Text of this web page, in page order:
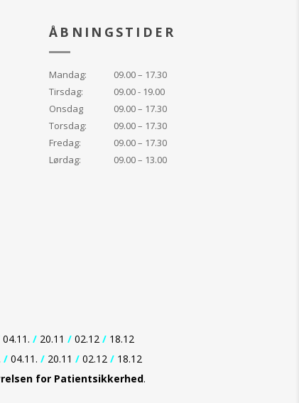
ÅBNINGSTIDER
Mandag:
09.00 – 17.30
Tirsdag:
09.00 - 19.00
Onsdag
09.00 – 17.30
Torsdag:
09.00 – 17.30
Fredag:
09.00 – 17.30
Lørdag:
09.00 – 13.00
04.11. /20.11 /02.12 /18.12
/ 04.11. / 20.11 / 02.12 / 18.12
for Patientsikkerhed.